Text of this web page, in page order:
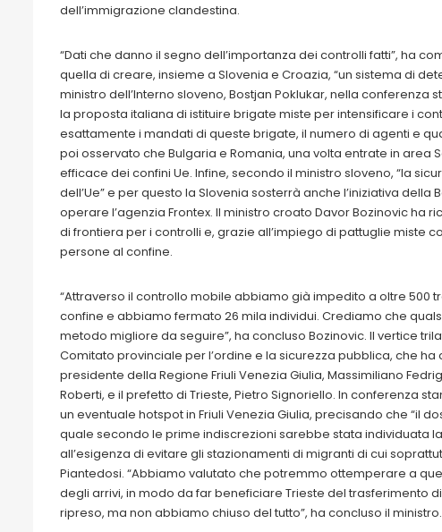
dell’immigrazione clandestina.
“Dati che danno il segno dell’importanza dei controlli fatti”, ha
quella di creare, insieme a Slovenia e Croazia, “un sistema di
ministro dell’Interno sloveno, Bostjan Poklukar, nella conferenza
la proposta italiana di istituire brigate miste per intensificare i
esattamente i mandati di queste brigate, il numero di agenti e
poi osservato che Bulgaria e Romania, una volta entrate in
efficace dei confini Ue. Infine, secondo il ministro sloveno, “la
dell’Ue” e per questo la Slovenia sosterrà anche l’iniziativa
operare l’agenzia Frontex. Il ministro croato Davor Bozinovic ha
di frontiera per i controlli e, grazie all’impiego di pattuglie miste
persone al confine.
“Attraverso il controllo mobile abbiamo già impedito a oltre 500
confine e abbiamo fermato 26 mila individui. Crediamo che
metodo migliore da seguire”, ha concluso Bozinovic. Il vertice
Comitato provinciale per l’ordine e la sicurezza pubblica, che
presidente della Regione Friuli Venezia Giulia, Massimiliano
Roberti, e il prefetto di Trieste, Pietro Signoriello. In conferenza
un eventuale hotspot in Friuli Venezia Giulia, precisando che “il
quale secondo le prime indiscrezioni sarebbe stata individuata
all’esigenza di evitare gli stazionamenti di migranti di cui
Piantedosi. “Abbiamo valutato che potremmo ottemperare a
degli arrivi, in modo da far beneficiare Trieste del trasferimento
ripreso, ma non abbiamo chiuso del tutto”, ha concluso il ministro.